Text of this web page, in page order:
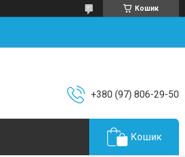
Кошик
+380 (97) 806-29-50
Кошик